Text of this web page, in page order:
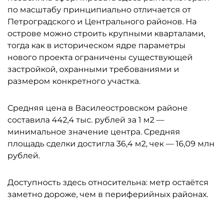
по масштабу принципиально отличается от
Петроградского и Центрального районов. На
острове можно строить крупными кварталами,
тогда как в историческом ядре параметры
нового проекта ограничены существующей
застройкой, охранными требованиями и
размером конкретного участка.
Средняя цена в Василеостровском районе
составила 442,4 тыс. рублей за 1 м2 —
минимальное значение центра. Средняя
площадь сделки достигла 36,4 м2, чек — 16,09 млн
рублей.
Доступность здесь относительна: метр остаётся
заметно дороже, чем в периферийных районах.